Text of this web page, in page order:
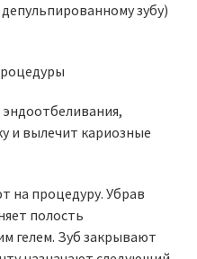
зубу)
и вылечит кариозные
на процедуру. Убрав
полость
гелем. Зуб закрывают